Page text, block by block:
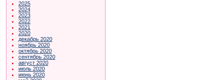
2025
2024
2023
2022
2021
2020
декабрь 2020
ноябрь 2020
октябрь 2020
сентябрь 2020
август 2020
июль 2020
июнь 2020